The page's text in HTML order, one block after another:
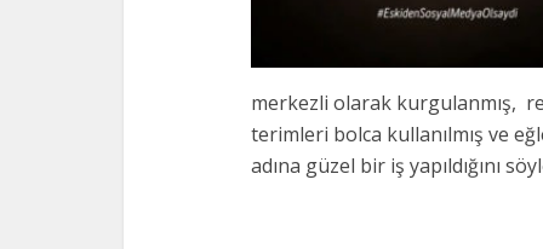
merkezli olarak kurgulanmış,
terimleri bolca kullanılmış ve
adına güzel bir iş yapıldığını